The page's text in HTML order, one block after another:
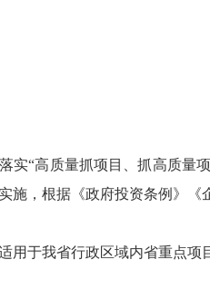
“高质量抓项目、抓高质量
施，根据《政府投资条例》
于我省行政区域内省重点项